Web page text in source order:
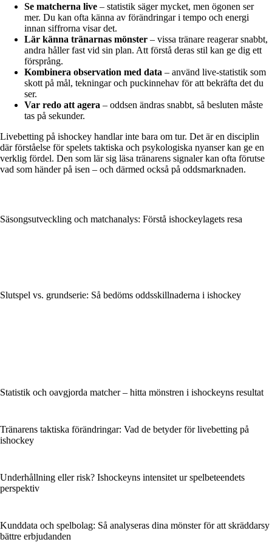
Se matcherna live – statistik säger mycket, men ögonen ser
mer. Du kan ofta känna av förändringar i tempo och energi
innan siffrorna visar det.
Lär känna tränarnas mönster – vissa tränare reagerar snabbt,
andra håller fast vid sin plan. Att förstå deras stil kan ge dig ett
försprång.
Kombinera observation med data – använd live-statistik som
skott på mål, tekningar och puckinnehav för att bekräfta det du
ser.
Var redo att agera – oddsen ändras snabbt, så besluten måste
tas på sekunder.
Livebetting på ishockey handlar inte bara om tur. Det är en disciplin
där förståelse för spelets taktiska och psykologiska nyanser kan ge en
verklig fördel. Den som lär sig läsa tränarens signaler kan ofta förutse
vad som händer på isen – och därmed också på oddsmarknaden.
Säsongsutveckling och matchanalys: Förstå ishockeylagets resa
Slutspel vs. grundserie: Så bedöms oddsskillnaderna i ishockey
Statistik och oavgjorda matcher – hitta mönstren i ishockeyns resultat
Tränarens taktiska förändringar: Vad de betyder för livebetting på
ishockey
Underhållning eller risk? Ishockeyns intensitet ur spelbeteendets
perspektiv
Kunddata och spelbolag: Så analyseras dina mönster för att skräddarsy
bättre erbjudanden